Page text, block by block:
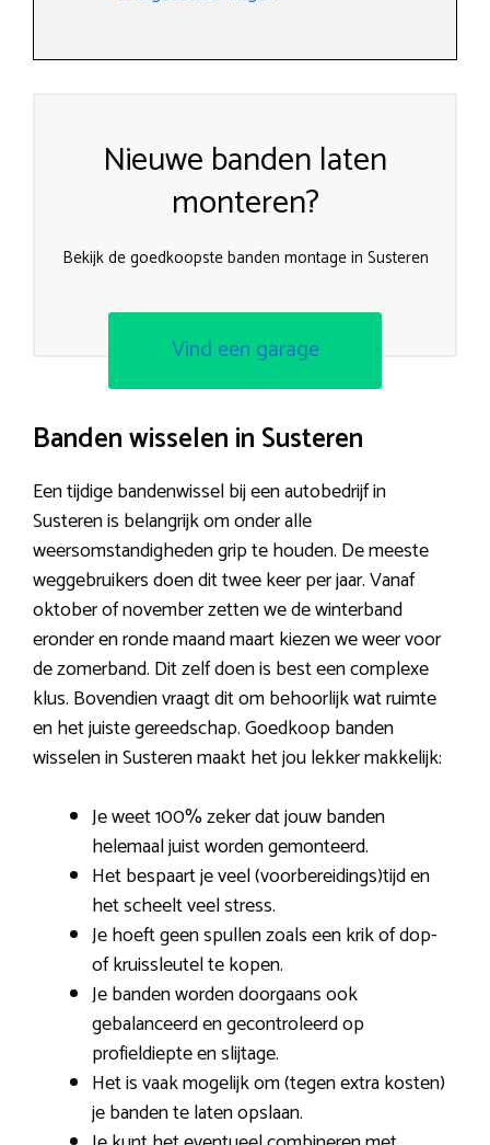
Nieuwe banden laten
monteren?
Bekijk de goedkoopste banden montage in Susteren
Vind een garage
Banden wisselen in Susteren
Een tijdige bandenwissel bij een autobedrijf in
Susteren is belangrijk om onder alle
weersomstandigheden grip te houden. De meeste
weggebruikers doen dit twee keer per jaar. Vanaf
oktober of november zetten we de winterband
eronder en ronde maand maart kiezen we weer voor
de zomerband. Dit zelf doen is best een complexe
klus. Bovendien vraagt dit om behoorlijk wat ruimte
en het juiste gereedschap. Goedkoop banden
wisselen in Susteren maakt het jou lekker makkelijk:
Je weet 100% zeker dat jouw banden
helemaal juist worden gemonteerd.
Het bespaart je veel (voorbereidings)tijd en
het scheelt veel stress.
Je hoeft geen spullen zoals een krik of dop-
of kruissleutel te kopen.
Je banden worden doorgaans ook
gebalanceerd en gecontroleerd op
profieldiepte en slijtage.
Het is vaak mogelijk om (tegen extra kosten)
je banden te laten opslaan.